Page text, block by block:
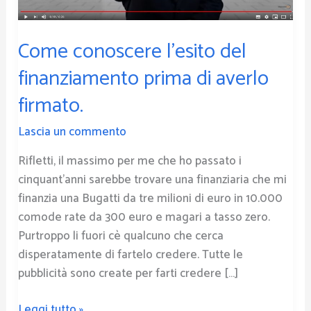
Come conoscere l’esito del
finanziamento prima di averlo
firmato.
Lascia un commento
Rifletti, il massimo per me che ho passato i
cinquant’anni sarebbe trovare una finanziaria che mi
finanzia una Bugatti da tre milioni di euro in 10.000
comode rate da 300 euro e magari a tasso zero.
Purtroppo li fuori cè qualcuno che cerca
disperatamente di fartelo credere. Tutte le
pubblicità sono create per farti credere […]
firmato.